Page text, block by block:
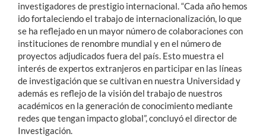
investigadores de prestigio internacional. “Cada año hemos
ido fortaleciendo el trabajo de internacionalización, lo que
se ha reflejado en un mayor número de colaboraciones con
instituciones de renombre mundial y en el número de
proyectos adjudicados fuera del país. Esto muestra el
interés de expertos extranjeros en participar en las líneas
de investigación que se cultivan en nuestra Universidad y
además es reflejo de la visión del trabajo de nuestros
académicos en la generación de conocimiento mediante
redes que tengan impacto global”, concluyó el director de
Investigación.